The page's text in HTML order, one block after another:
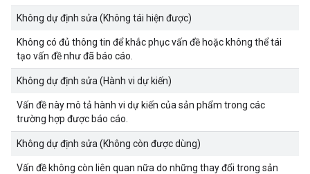
Không dự định sửa (Không tái hiện được)
Không có đủ thông tin để khắc phục vấn đề hoặc không thể tái
tạo vấn đề như đã báo cáo.
Không dự định sửa (Hành vi dự kiến)
Vấn đề này mô tả hành vi dự kiến của sản phẩm trong các
trường hợp được báo cáo.
Không dự định sửa (Không còn được dùng)
Vấn đề không còn liên quan nữa do những thay đổi trong sản